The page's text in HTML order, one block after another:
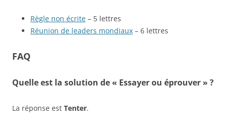
Règle non écrite – 5 lettres
Réunion de leaders mondiaux – 6 lettres
FAQ
Quelle est la solution de « Essayer ou éprouver » ?
La réponse est Tenter.